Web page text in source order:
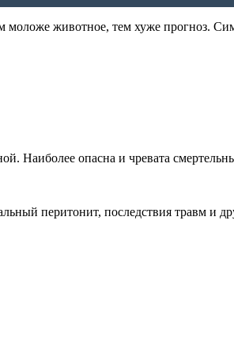
моложе животное, тем хуже прогноз.
Наиболее опасна и чревата
перитонит, последствия травм и